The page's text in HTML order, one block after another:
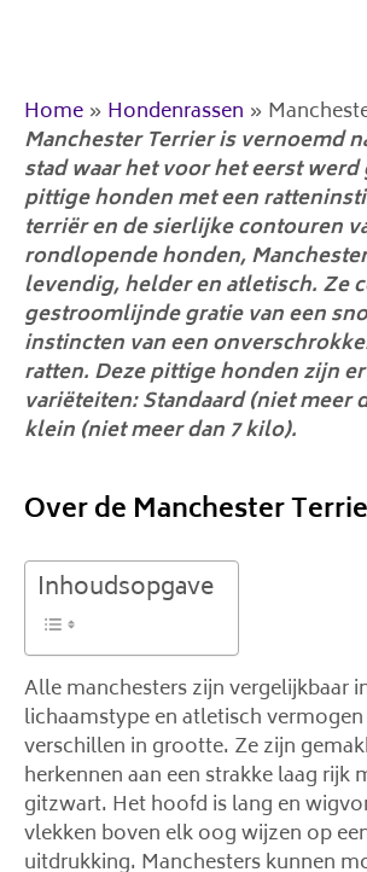
Home » Hondenrassen »
Manchester Terrier is vernoemd
stad waar het voor het eerst
pittige honden met een
terriër en de sierlijke contouren
rondlopende honden,
levendig, helder en atletisch. Ze
gestroomlijnde gratie van een
instincten van een
ratten. Deze pittige honden zijn
variëteiten: Standaard (niet meer
klein (niet meer dan 7 kilo).
Over de Manchester
Inhoudsopgave
Alle manchesters zijn vergelijkbaar
lichaamstype en atletisch
verschillen in grootte. Ze zijn
herkennen aan een strakke laag rijk
gitzwart. Het hoofd is lang en
vlekken boven elk oog wijzen op
uitdrukking. Manchesters kunnen